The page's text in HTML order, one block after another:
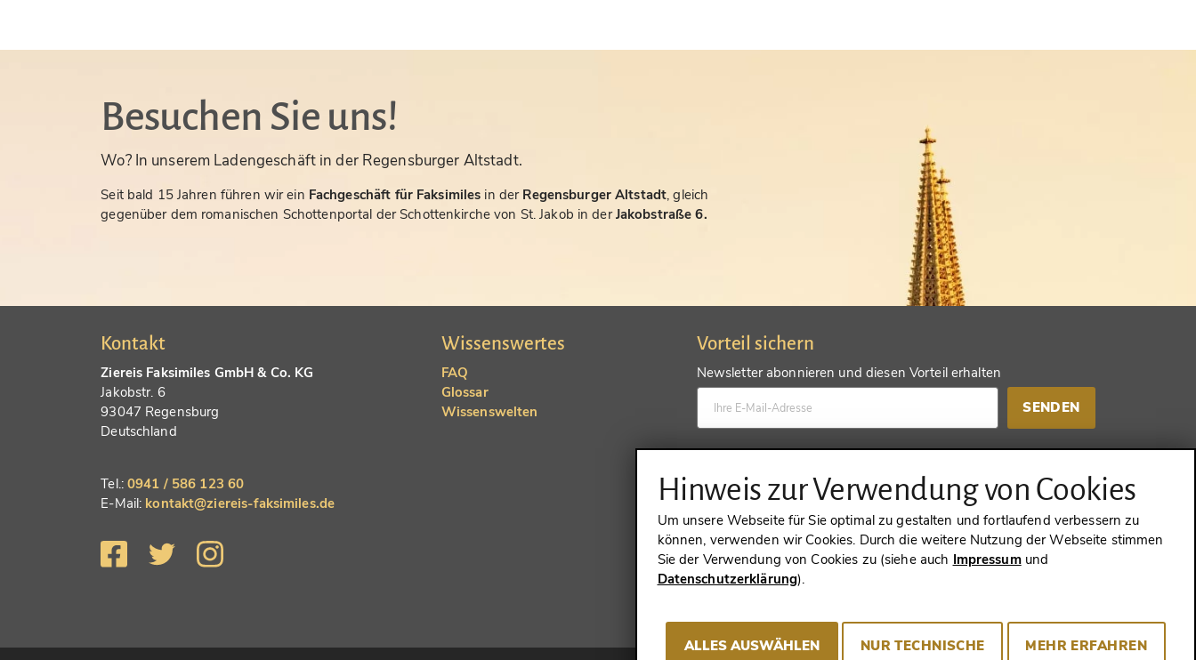
Besuchen Sie uns!
Wo? In unserem Ladengeschäft in der Regensburger Altstadt.
Seit bald 15 Jahren führen wir ein Fachgeschäft für Faksimiles in der Regensburger Altstadt, gleich
gegenüber dem romanischen Schottenportal der Schottenkirche von St. Jakob in derJakobstraße 6.
Kontakt
Ziereis Faksimiles GmbH & Co. KG
Jakobstr. 6
93047 Regensburg
Deutschland
Tel.:0941 / 586 123 60
E-Mail: kontakt@ziereis-faksimiles.de
Wissenswertes
FAQ
Glossar
Wissenswelten
Vorteil sichern
Newsletter abonnieren und diesen Vorteil erhalten
SENDEN
SENDEN
VERTRAG WIDERRUFEN
Hinweis zur Verwendung von Cookies
Um unsere Webseite für Sie optimal zu gestalten und fortlaufend verbessern zu
können, verwenden wir Cookies. Durch die weitere Nutzung der Webseite stimmen
Sie der Verwendung von Cookies zu (siehe auch Impressumund
Datenschutzerklärung).
ALLES AUSWÄHLEN NUR TECHNISCHE MEHR ERFAHREN